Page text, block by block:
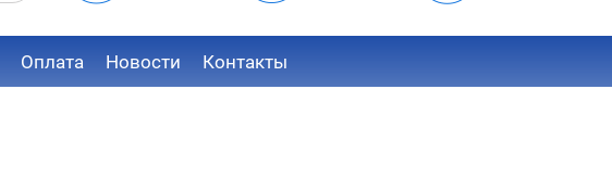
Оплата Новости Контакты